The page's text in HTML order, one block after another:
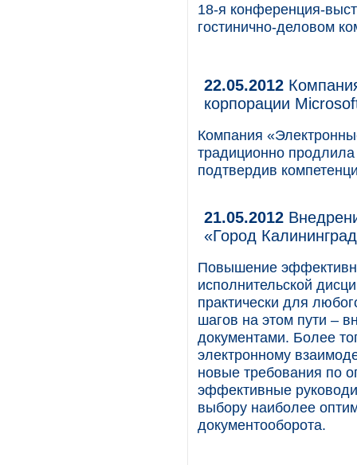
18-я конференция-
гостинично-деловом
22.05.2012
корпорации
Компания
традиционно продлила
подтвердив
21.05.2012
«Город
Повышение
исполнительской
практически для
шагов на этом пути –
документами. Более
электронному
новые требования по
эффективные
выбору наиболее
документооборота.